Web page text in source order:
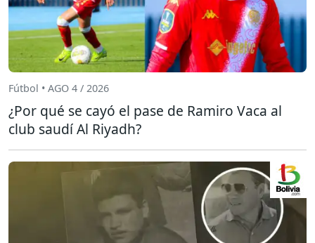
Fútbol • AGO 4 / 2026
¿Por qué se cayó el pase de Ramiro Vaca al
club saudí Al Riyadh?